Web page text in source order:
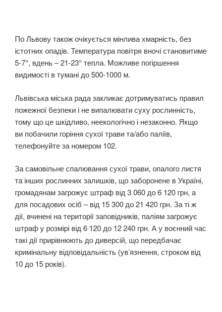
По Львову також очікується мінлива хмарність, без
істотних опадів. Температура повітря вночі становитиме
5-7°, вдень – 21-23° тепла. Можливе погіршення
видимості в тумані до 500-1000 м.
Львівська міська рада закликає дотримуватись правил
пожежної безпеки і не випалювати суху рослинність,
тому що це шкідливо, неекологічно і незаконно. Якщо
ви побачили горіння сухої трави та/або паліїв,
телефонуйте за номером 102.
За самовільне спалювання сухої трави, опалого листя
та інших рослинних залишків, що заборонене в Україні,
громадянам загрожує штраф від 3 060 до 6 120 грн, а
для посадових осіб – від 15 300 до 21 420 грн. За ті ж
дії, вчинені на території заповідників, паліям загрожує
штраф у розмірі від 6 120 до 12 240 грн. А у воєнний час
такі дії прирівнюють до диверсій, що передбачає
кримінальну відповідальність (ув’язнення, строком від
10 до 15 років).